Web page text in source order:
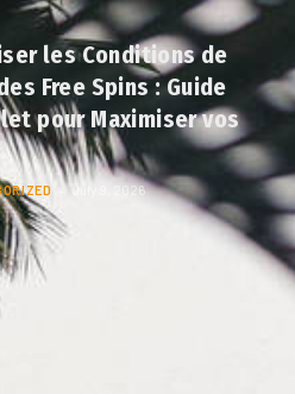
les Conditions de
Free Spins : Guide
pour Maximiser vos
July 9, 2026